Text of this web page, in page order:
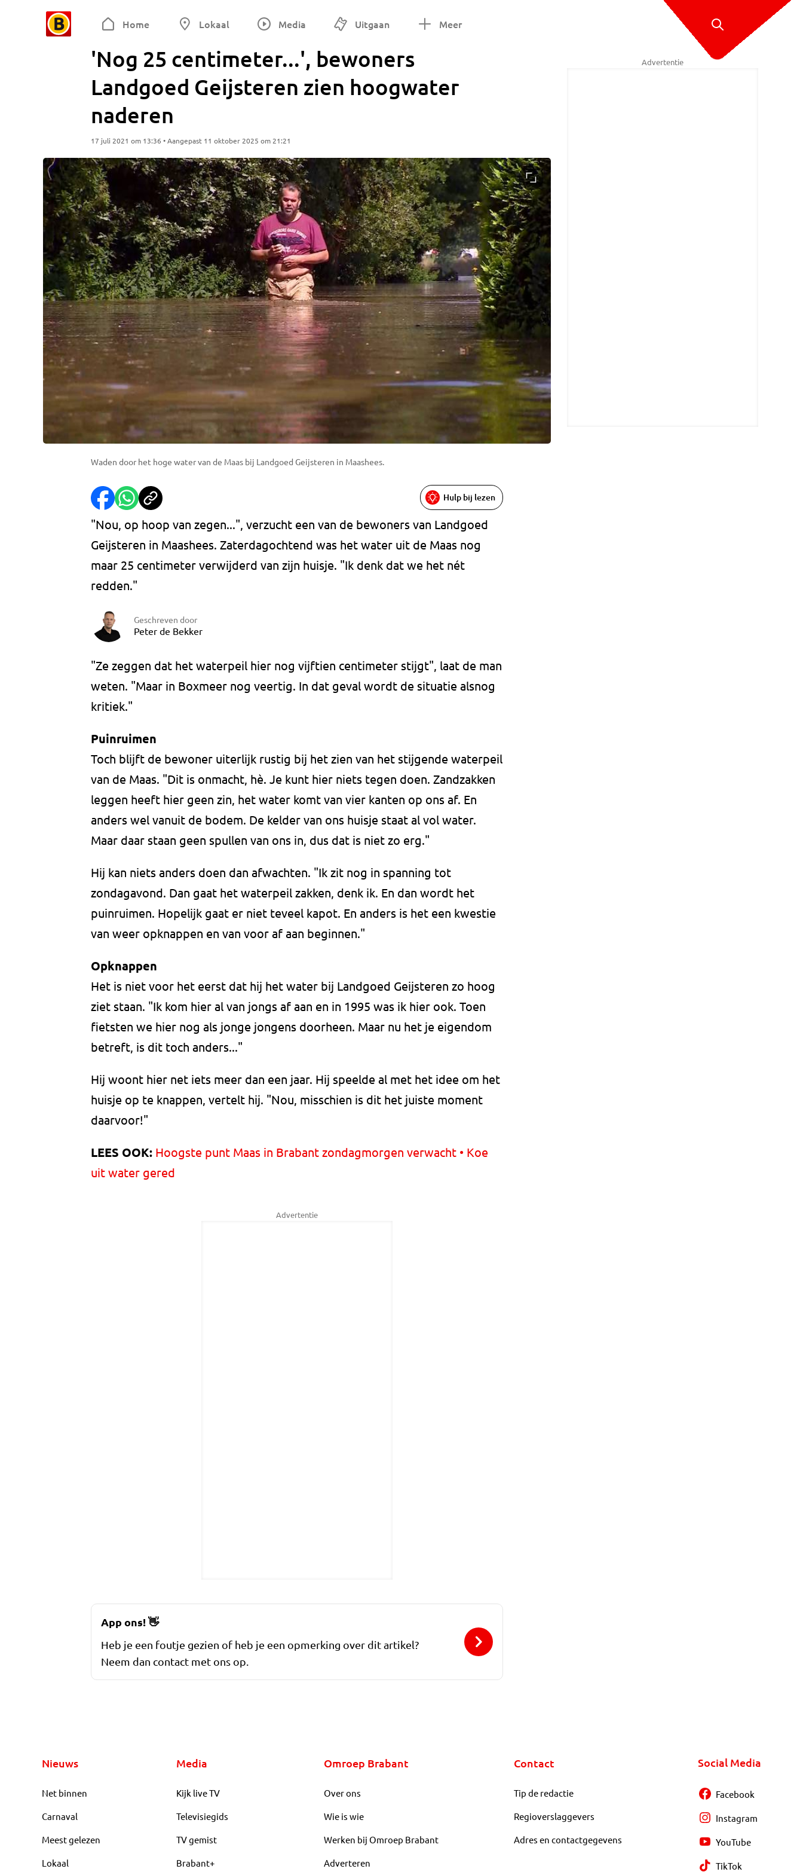
Home Lokaal Media Uitgaan Meer
'Nog 25 centimeter...', bewoners
Landgoed Geijsteren zien hoogwater
naderen
17 juli 2021 om 13:36 • Aangepast 11 oktober 2025 om 21:21
Waden door het hoge water van de Maas bij Landgoed Geijsteren in Maashees.
Hulp bij lezen
"Nou, op hoop van zegen...", verzucht een van de bewoners van Landgoed
Geijsteren in Maashees. Zaterdagochtend was het water uit de Maas nog
maar 25 centimeter verwijderd van zijn huisje. "Ik denk dat we het nét
redden."
Geschreven door
Peter de Bekker
"Ze zeggen dat het waterpeil hier nog vijftien centimeter stijgt", laat de man
weten. "Maar in Boxmeer nog veertig. In dat geval wordt de situatie alsnog
kritiek."
Puinruimen
Toch blijft de bewoner uiterlijk rustig bij het zien van het stijgende waterpeil
van de Maas. "Dit is onmacht, hè. Je kunt hier niets tegen doen. Zandzakken
leggen heeft hier geen zin, het water komt van vier kanten op ons af. En
anders wel vanuit de bodem. De kelder van ons huisje staat al vol water.
Maar daar staan geen spullen van ons in, dus dat is niet zo erg."
Hij kan niets anders doen dan afwachten. "Ik zit nog in spanning tot
zondagavond. Dan gaat het waterpeil zakken, denk ik. En dan wordt het
puinruimen. Hopelijk gaat er niet teveel kapot. En anders is het een kwestie
van weer opknappen en van voor af aan beginnen."
Opknappen
Het is niet voor het eerst dat hij het water bij Landgoed Geijsteren zo hoog
ziet staan. "Ik kom hier al van jongs af aan en in 1995 was ik hier ook. Toen
fietsten we hier nog als jonge jongens doorheen. Maar nu het je eigendom
betreft, is dit toch anders..."
Hij woont hier net iets meer dan een jaar. Hij speelde al met het idee om het
huisje op te knappen, vertelt hij. "Nou, misschien is dit het juiste moment
daarvoor!"
LEES OOK: Hoogste punt Maas in Brabant zondagmorgen verwacht • Koe
uit water gered
Advertentie
Advertentie
App ons!👋
Heb je een foutje gezien of heb je een opmerking over dit artikel?
Neem dan contact met ons op.
Nieuws
Net binnen
Carnaval
Meest gelezen
Lokaal
Media
Kijk live TV
Televisiegids
TV gemist
Brabant+
Omroep Brabant
Over ons
Wie is wie
Werken bij Omroep Brabant
Adverteren
Contact
Tip de redactie
Regioverslaggevers
Adres en contactgegevens
Social Media
Facebook
Instagram
YouTube
TikTok